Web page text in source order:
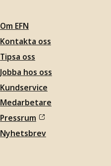
Om EFN
Kontakta oss
Tipsa oss
Jobba hos oss
Kundservice
Medarbetare
Pressrum
Nyhetsbrev